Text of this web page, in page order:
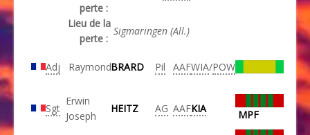
perte :
Lieu de la
perte :
Sigmaringen (All.)
Adj RaymondBRARD Pil AAFWIA/POW
Sgt
Erwin
Joseph
HEITZ AG AAFKIA MPF